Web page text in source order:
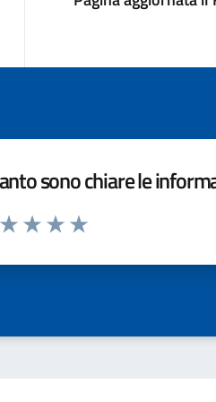
sono chiare le
da 1 a 5 stelle la pagina